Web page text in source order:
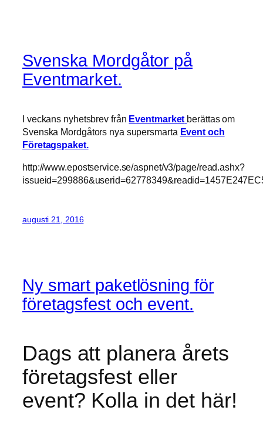
Svenska Mordgåtor på
Eventmarket.
I veckans nyhetsbrev från Eventmarket berättas om
Svenska Mordgåtors nya supersmarta Event och
Företagspaket.
http://www.epostservice.se/aspnet/v3/page/read.ashx?
augusti 21, 2016
Ny smart paketlösning för
företagsfest och event.
Dags att planera årets
företagsfest eller
event? Kolla in det här!